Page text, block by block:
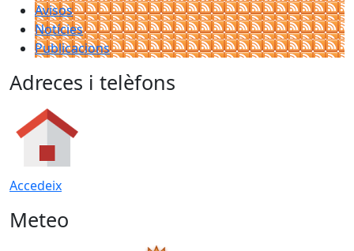
Avisos
Notícies
Publicacions
Adreces i telèfons
Accedeix
Meteo